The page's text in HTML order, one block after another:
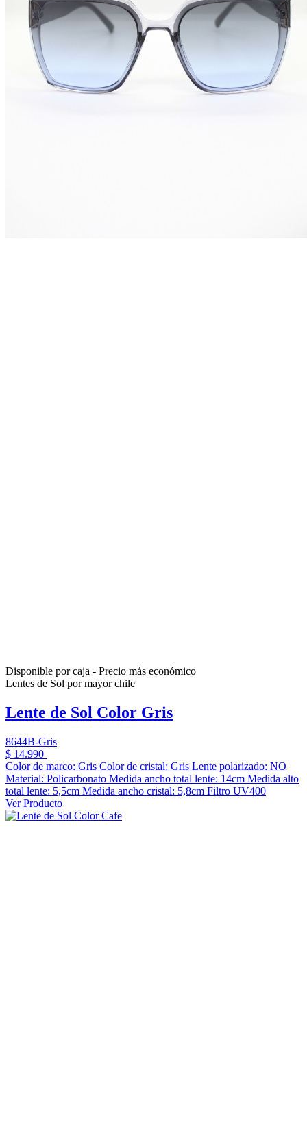
Disponible por caja - Precio más económico
Lentes de Sol por mayor chile
Lente de Sol Color Gris
8644B-Gris
$ 14.990
Color de marco: Gris Color de cristal: Gris Lente polarizado: NO
Material: Policarbonato Medida ancho total lente: 14cm Medida alto
total lente: 5,5cm Medida ancho cristal: 5,8cm Filtro UV400
Ver Producto